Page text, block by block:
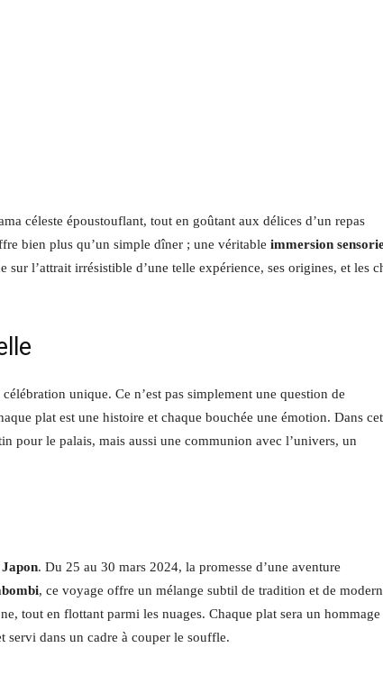
céleste époustouflant, tout en goûtant aux délices d’un repas
bien plus qu’un simple dîner ; une véritable immersion
l’attrait irrésistible d’une telle expérience, ses origines, et les
unique. Ce n’est pas simplement une question de
plat est une histoire et chaque bouchée une émotion. Dans
pour le palais, mais aussi une communion avec l’univers, un
Japon. Du 25 au 30 mars 2024, la promesse d’une aventure
, ce voyage offre un mélange subtil de tradition et de
tout en flottant parmi les nuages. Chaque plat sera un
servi dans un cadre à couper le souffle.